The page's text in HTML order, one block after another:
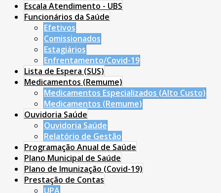
Escala Atendimento - UBS
Funcionários da Saúde
Efetivos
Comissionados
Estagiários
Enfrentamento/Covid-19
Lista de Espera (SUS)
Medicamentos (Remume)
Medicamentos Especializados (Alto Custo)
Medicamentos (Remume)
Ouvidoria Saúde
Ouvidoria Saúde
Relatório de Gestão
Programação Anual de Saúde
Plano Municipal de Saúde
Plano de Imunização (Covid-19)
Prestação de Contas
UPA